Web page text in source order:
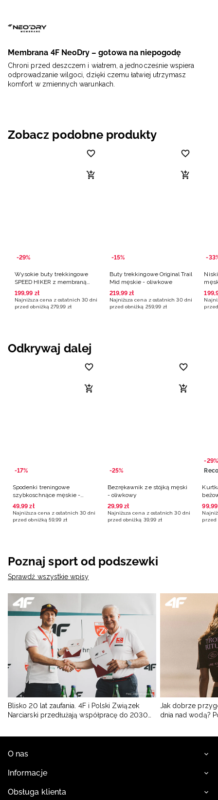
Membrana 4F NeoDry – gotowa na niepogodę
Chroni przed deszczem i wiatrem, a jednocześnie wspiera
odprowadzanie wilgoci, dzięki czemu łatwiej utrzymasz
komfort w zmiennych warunkach.
Zobacz podobne produkty
-29%
Wysokie buty trekkingowe
SPEED HIKER z membraną
męskie - khaki
199,99 zł
Najniższa cena z ostatnich 30 dni
przed obniżką 279,99 zł
-15%
Buty trekkingowe Original Trail
Mid męskie - oliwkowe
219,99 zł
Najniższa cena z ostatnich 30 dni
przed obniżką 259,99 zł
-
199,
Odkrywaj dalej
-17%
Spodenki treningowe
szybkoschnące męskie -
granatowe
49,99 zł
Najniższa cena z ostatnich 30 dni
przed obniżką 59,99 zł
-25%
Bezrękawnik ze stójką męski
- oliwkowy
29,99 zł
Najniższa cena z ostatnich 30 dni
przed obniżką 39,99 zł
-29%
99,99
przed
Poznaj sport od podszewki
Sprawdź wszystkie wpisy
Blisko 20 lat zaufania. 4F i Polski Związek
Narciarski przedłużają współpracę do 2030
Jak dobrze
dnia nad wodą?
O nas
Informacje
Obsługa klienta